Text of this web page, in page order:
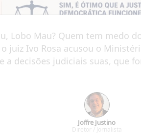
Lobo Mau? Quem tem medo
juiz Ivo Rosa acusou o
decisões judiciais suas, que
Joffre Justino
Diretor / Jornalista